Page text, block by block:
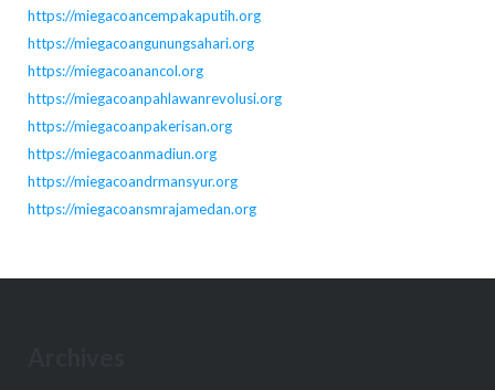
https://miegacoancempakaputih.org
https://miegacoangunungsahari.org
https://miegacoanancol.org
https://miegacoanpahlawanrevolusi.org
https://miegacoanpakerisan.org
https://miegacoanmadiun.org
https://miegacoandrmansyur.org
https://miegacoansmrajamedan.org